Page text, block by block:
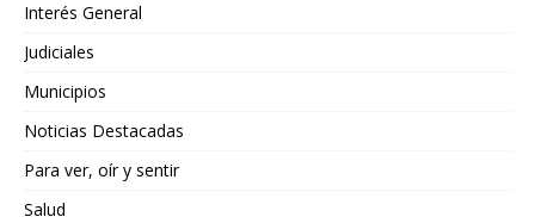
Interés General
Judiciales
Municipios
Noticias Destacadas
Para ver, oír y sentir
Salud